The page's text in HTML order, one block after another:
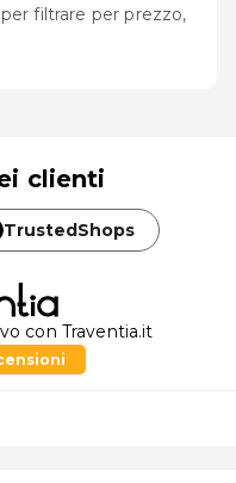
filtrare per prezzo,
clienti
TrustedShops
con Traventia.it